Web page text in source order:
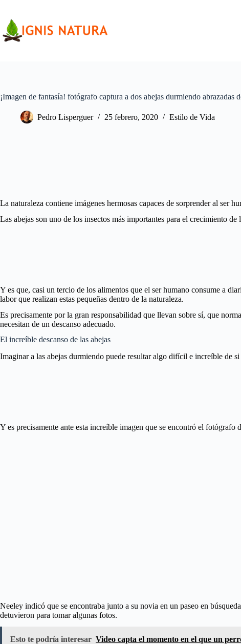
contenido
¡Imagen de fantasía! fotógrafo captura a dos abejas durmiendo abrazadas
Pedro Lisperguer 25 febrero, 2020 Estilo de Vida
La naturaleza contiene imágenes hermosas capaces de sorprender al ser
Las abejas son uno de los insectos más importantes para el crecimiento
Y es que, casi un tercio de los alimentos que el ser humano consume a
labor que realizan estas pequeñas dentro de la naturaleza.
Es precisamente por la gran responsabilidad que llevan sobre sí, que
necesitan de un descanso adecuado.
El increíble descanso de las abejas
Imaginar a las abejas durmiendo puede resultar algo difícil e increíble de
Y es precisamente ante esta increíble imagen que se encontró el
Neeley indicó que se encontraba junto a su novia en un paseo en
detuvieron para tomar algunas fotos.
Esto te podría interesar Video capta el momento en el que un